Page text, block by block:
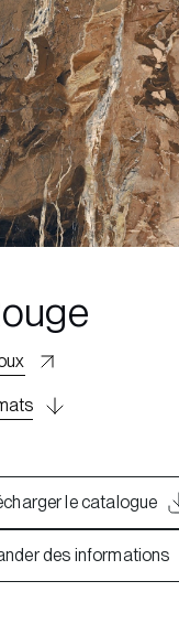
le catalogue
des informations